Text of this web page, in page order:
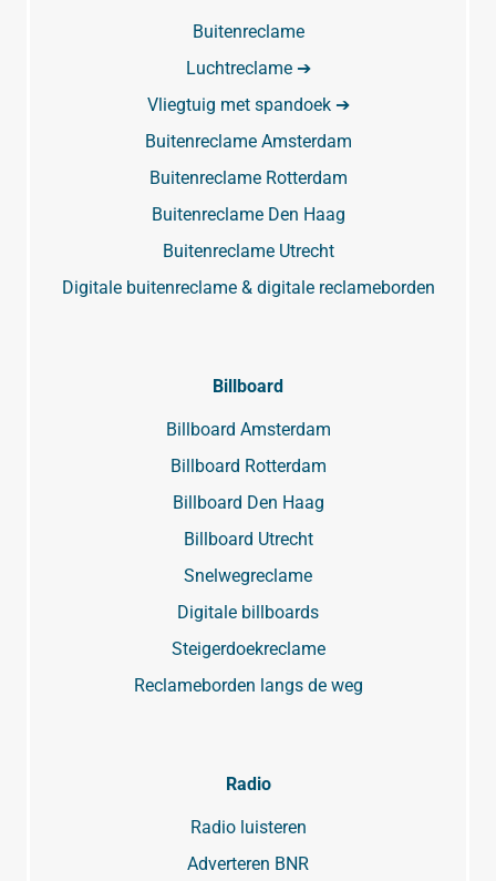
Buitenreclame
Luchtreclame ➔
Vliegtuig met spandoek ➔
Buitenreclame Amsterdam
Buitenreclame Rotterdam
Buitenreclame Den Haag
Buitenreclame Utrecht
Digitale buitenreclame & digitale reclameborden
Billboard
Billboard Amsterdam
Billboard Rotterdam
Billboard Den Haag
Billboard Utrecht
Snelwegreclame
Digitale billboards
Steigerdoekreclame
Reclameborden langs de weg
Radio
Radio luisteren
Adverteren BNR